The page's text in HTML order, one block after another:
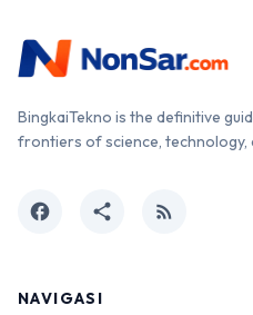
BingkaiTekno is the definitive
frontiers of science, technology,
facebook share rss_feed
NAVIGASI